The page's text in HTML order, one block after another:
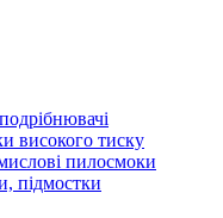
високого тиску
пилосмоки
підмостки